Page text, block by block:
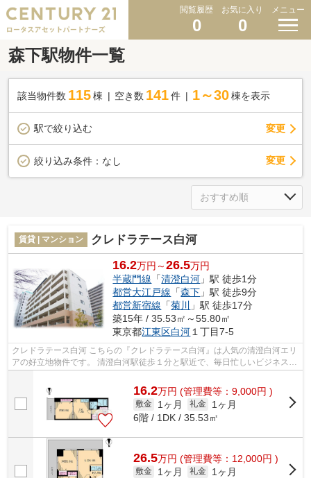
閲覧履歴
0
お気に入り
0
メニュー
森下駅物件一覧
該当物件数 115棟 空き数 141 件 1～30 棟を表示
駅で絞り込む 変更
絞り込み条件： なし 変更
賃貸 | マンション クレドラテース白河
16.2万円～26.5万円
半蔵門線 「清澄白河 」駅 徒歩1分
都営大江戸線 「森下 」駅 徒歩9分
都営新宿線 「菊川
」駅 徒歩17分
築15年 / 35.53㎡～55.80㎡
東京都江東区白河１丁目7-5
クレドラテース白河 こちらの『クレドラテース白河』は人気の清澄白河エリ
アの好立地物件です。 清澄白河駅徒歩１分と駅近で、毎日忙しいビジネスマ
16.2万円 (管理費等：9,000円 )
敷金 1ヶ月 礼金
1ヶ月
6階 / 1DK / 35.53㎡
26.5万円 (管理費等：12,000円 )
敷金 1ヶ月 礼金
1ヶ月